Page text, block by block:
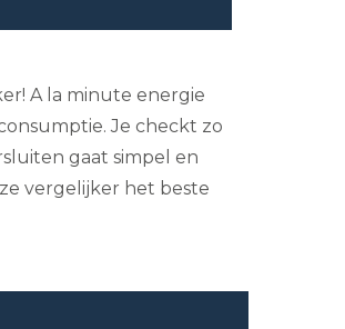
A la minute energie
Je checkt zo
gaat simpel en
vergelijker het beste